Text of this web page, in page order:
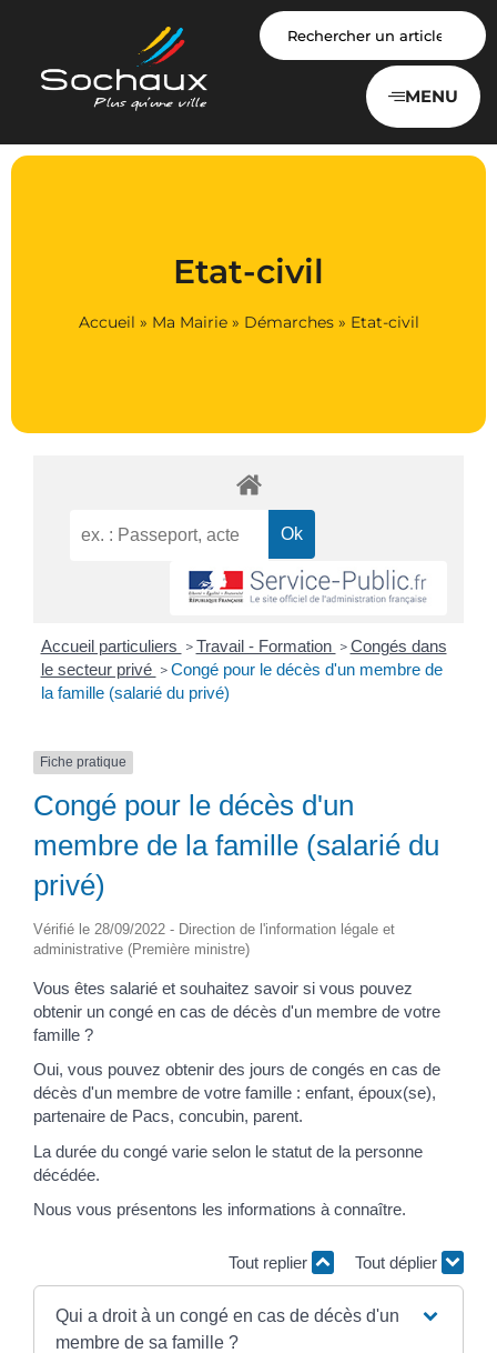
MENU
Etat-civil
Accueil » Ma Mairie» Démarches» Etat-civil
Accueil particuliers > Travail - Formation > Congés dans
le secteur privé > Congé pour le décès d'un membre de
la famille (salarié du privé)
Fiche pratique
Congé pour le décès d'un
membre de la famille (salarié du
privé)
Vérifié le 28/09/2022 - Direction de l'information légale et
administrative (Première ministre)
Vous êtes salarié et souhaitez savoir si vous pouvez
obtenir un congé en cas de décès d'un membre de votre
famille ?
Oui, vous pouvez obtenir des jours de congés en cas de
décès d'un membre de votre famille : enfant, époux(se),
partenaire de Pacs, concubin, parent.
La durée du congé varie selon le statut de la personne
décédée.
Nous vous présentons les informations à connaître.
Tout replier Tout déplier
Qui a droit à un congé en cas de décès d'un
membre de sa famille ?
Panneau de gestion des cookies